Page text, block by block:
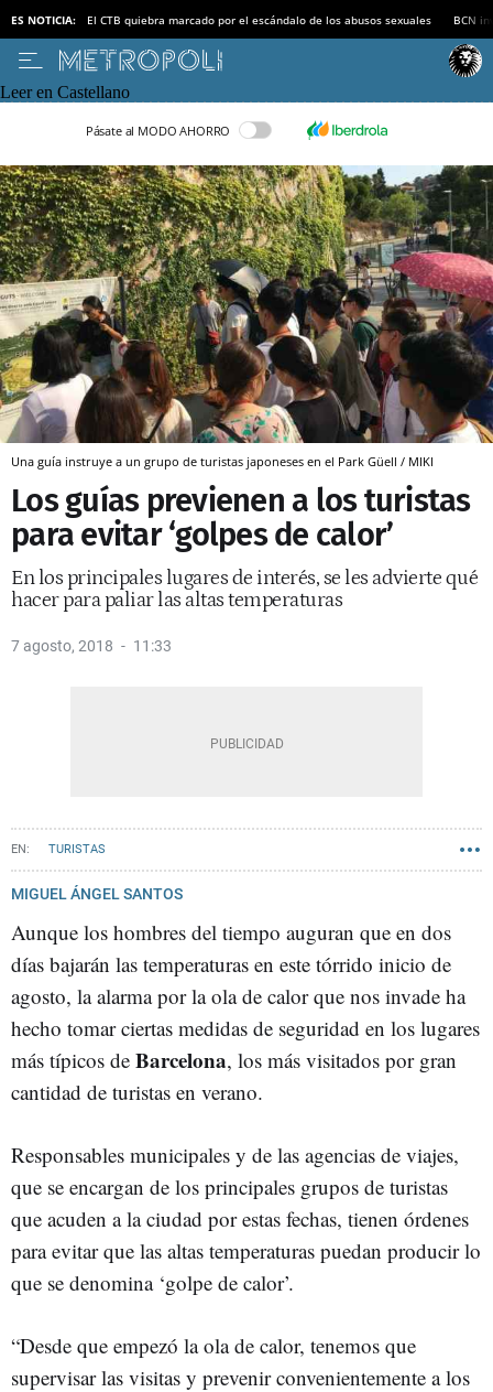
ES NOTICIA: El CTB quiebra marcado por el escándalo de los abusos sexuales BCN
Leer en Castellano
Pásate al MODO AHORRO
Una guía instruye a un grupo de turistas japoneses en el Park Güell / MIKI
Los guías previenen a los turistas
para evitar ‘golpes de calor’
En los principales lugares de interés, se les advierte qué
hacer para paliar las altas temperaturas
7 agosto, 2018 11:33
TURISTAS
MIGUEL ÁNGEL SANTOS
Aunque los hombres del tiempo auguran que en dos
días bajarán las temperaturas en este tórrido inicio de
agosto, la alarma por la ola de calor que nos invade ha
hecho tomar ciertas medidas de seguridad en los lugares
más típicos de Barcelona, los más visitados por gran
cantidad de turistas en verano.
Responsables municipales y de las agencias de viajes,
que se encargan de los principales grupos de turistas
que acuden a la ciudad por estas fechas, tienen órdenes
para evitar que las altas temperaturas puedan producir lo
que se denomina ‘golpe de calor’.
“Desde que empezó la ola de calor, tenemos que
supervisar las visitas y prevenir convenientemente a los